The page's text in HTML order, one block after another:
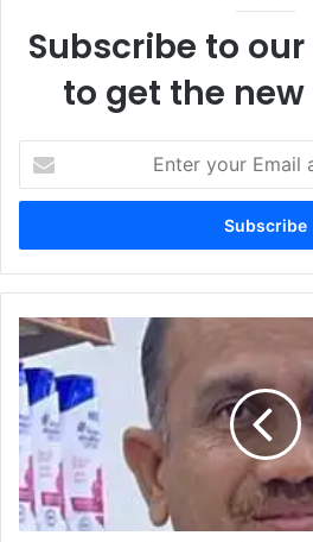
Subscribe to
to get the
your
Email